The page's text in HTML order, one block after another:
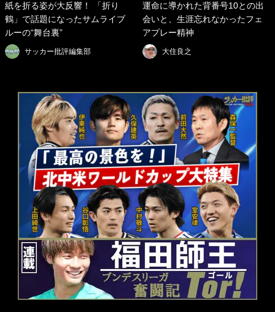
紙を折る姿が大反響！ 「折り
鶴」で話題になったサムライブ
ルーの“舞台裏”
サッカー批評編集部
運命に導かれた背番号10との出
会いと、生涯忘れなかったフェ
アプレー精神
大住良之